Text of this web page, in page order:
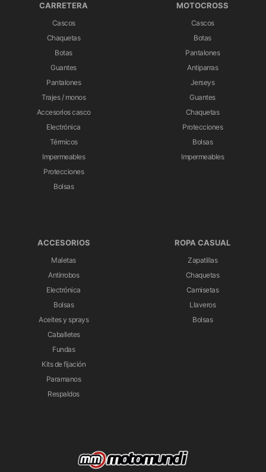
CARRETERA
Cascos
Chaquetas
Botas
Guantes
Pantalones
Trajes / monos
Accesorios casco
Electrónica
Térmicos
Impermeables
Protecciones
Bolsas
MOTOCROSS
Cascos
Botas
Pantalones
Antiparras
Jerseys
Guantes
Chaquetas
Protecciones
Bolsas
Impermeables
ACCESORIOS
Maletas
Antirrobos
Electrónica
Bolsas
Aceites y sprays
Caballetes
Fundas
Kits de fijación
Paramanos
Respaldos
ROPA CASUAL
Zapatillas
Chaquetas
Camisetas
Llaveros
Bolsas